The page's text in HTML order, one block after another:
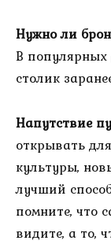
Нужно ли
В популярных
столик
Напутствие
открывать
культуры,
лучший
помните, что
видите, а то,